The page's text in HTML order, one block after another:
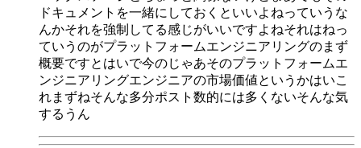
ドキュメントを一緒にしておくといいよねっていうな
んかそれを強制してる感じがいいですよねそれはねっ
ていうのがプラットフォームエンジニアリングのまず
概要ですとはいで今のじゃあそのプラットフォームエ
ンジニアリングエンジニアの市場価値というかはいこ
れまずねそんな多分ポスト数的には多くないそんな気
するうん